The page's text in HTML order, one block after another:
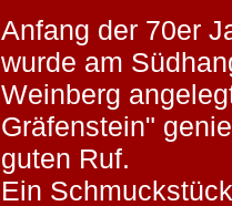
Anfang der 70er
wurde am
Weinberg
Gräfenstein"
guten Ruf.
Ein